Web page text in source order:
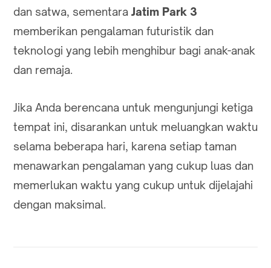
dan satwa, sementara Jatim Park 3
memberikan pengalaman futuristik dan
teknologi yang lebih menghibur bagi anak-anak
dan remaja.
Jika Anda berencana untuk mengunjungi ketiga
tempat ini, disarankan untuk meluangkan waktu
selama beberapa hari, karena setiap taman
menawarkan pengalaman yang cukup luas dan
memerlukan waktu yang cukup untuk dijelajahi
dengan maksimal.